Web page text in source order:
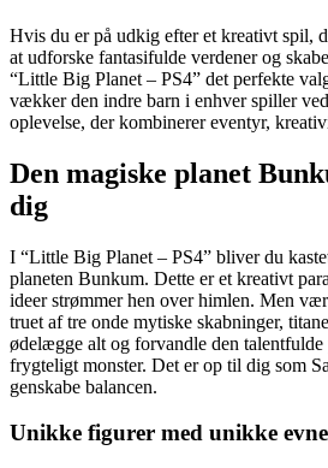
Hvis du er på udkig efter et kreativt spil,
at udforske fantasifulde verdener og
“Little Big Planet – PS4” det perfekte
vækker den indre barn i enhver spiller
oplevelse, der kombinerer eventyr,
Den magiske planet
dig
I “Little Big Planet – PS4” bliver du
planeten Bunkum. Dette er et kreativt
ideer strømmer hen over himlen. Men
truet af tre onde mytiske skabninger,
ødelægge alt og forvandle den
frygteligt monster. Det er op til dig som
genskabe balancen.
Unikke figurer med unikke